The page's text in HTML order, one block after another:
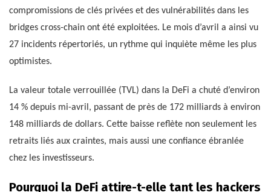
compromissions de clés privées et des vulnérabilités dans les
bridges cross-chain ont été exploitées. Le mois d’avril a ainsi vu
27 incidents répertoriés, un rythme qui inquiète même les plus
optimistes.
La valeur totale verrouillée (TVL) dans la DeFi a chuté d’environ
14 % depuis mi-avril, passant de près de 172 milliards à environ
148 milliards de dollars. Cette baisse reflète non seulement les
retraits liés aux craintes, mais aussi une confiance ébranlée
chez les investisseurs.
Pourquoi la DeFi attire-t-elle tant les hackers